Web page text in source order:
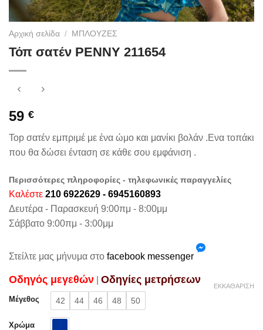
Αρχική σελίδα / ΜΠΛΟΥΖΕΣ
Τόπ σατέν PENNY 211654
59 €
Top σατέν εμπριμέ με ένα ώμο και μανίκι βολάν .Ενα τοπάκι
που θα δώσει ένταση σε κάθε σου εμφάνιση .
Περισσότερες πληροφορίες - τηλεφωνικές παραγγελίες
Καλέστε 210 6922629 - 6945160893
Δευτέρα - Παρασκευή 9:00πμ - 8:00μμ
Σάββατο 9:00πμ - 3:00μμ
Στείλτε μας μήνυμα στο facebook messenger
Oδηγός μεγεθών Oδηγίες μετρήσεων
Μέγεθος 42 44 46 48 50
Χρώμα
ΕΚΚΑΘΆΡΙΣΗ